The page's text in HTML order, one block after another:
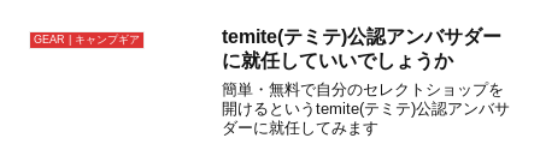
GEAR | キャンプギア
temite(テミテ)公認アンバサダー
に就任していいでしょうか
簡単・無料で自分のセレクトショップを
開けるというtemite(テミテ)公認アンバサ
ダーに就任してみます